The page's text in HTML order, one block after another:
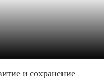
и сохранение